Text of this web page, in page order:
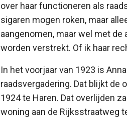
over haar functioneren als
sigaren mogen roken, maar
aangenomen, maar wel met
worden verstrekt. Of ik haar
In het voorjaar van 1923 is
raadsvergadering. Dat blijkt de
1924 te Haren. Dat overlijden
woning aan de Rijksstraatweg